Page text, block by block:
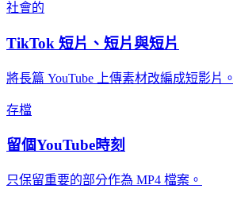
社會的
TikTok 短片、短片與短片
將長篇 YouTube 上傳素材改編成短影片。
存檔
留個YouTube時刻
只保留重要的部分作為 MP4 檔案。